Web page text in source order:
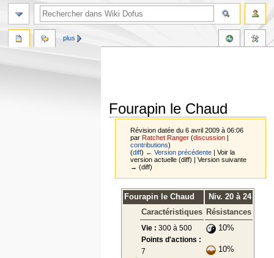
Fourapin le Chaud
Révision datée du 6 avril 2009 à 06:06
parRatchet Ranger (discussion |
contributions)
(diff) ← Version précédente | Voir la
version actuelle (diff) | Version suivante
→ (diff)
navigation
recherche
Fourapin le Chaud
Niv. 20 à 24
Caractéristiques
Résistances
Vie : 300 à 500
Points d'actions :
7
10%
10%
plus